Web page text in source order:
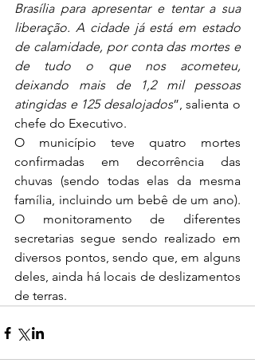
Brasília para apresentar e tentar a sua
liberação. A cidade já está em estado
de calamidade, por conta das mortes e
de tudo o que nos acometeu,
deixando mais de 1,2 mil pessoas
atingidas e 125 desalojados”, salienta o
chefe do Executivo.
O município teve quatro mortes
confirmadas em decorrência das
chuvas (sendo todas elas da mesma
família, incluindo um bebê de um ano).
O monitoramento de diferentes
secretarias segue sendo realizado em
diversos pontos, sendo que, em alguns
deles, ainda há locais de deslizamentos
de terras.